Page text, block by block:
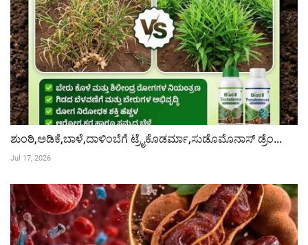
ಶುಂಠಿ,ಅಡಿಕೆ,ಬಾಳೆ,ದಾಳಿಂಬೆಗೆ ಟ್ರೈಕೊಡರ್ಮಾ,ಸುಡೊಮೊನಾಸ್ ಡ್ರೆಂ...
Jul 17, 2026